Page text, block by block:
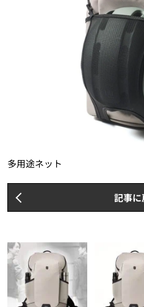
多用途ネット
記事に